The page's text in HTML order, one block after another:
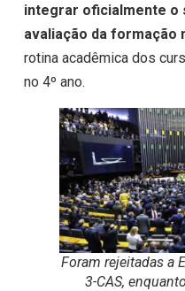
integrar oficialmente o
avaliação da formação
rotina acadêmica dos
no 4º ano.
Foram rejeitadas a
3-CAS,